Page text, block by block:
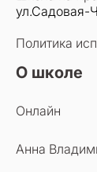
ул.Садовая-
Политика
О школе
Онлайн
Анна